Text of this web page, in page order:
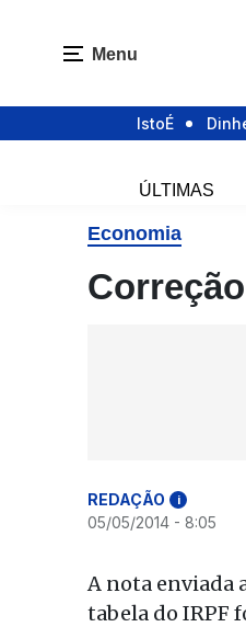
Menu
IstoÉ
ÚLTIMAS
Economia
REDAÇÃO i
05/05/2014 - 8:05
A nota enviada
tabela do IRPF